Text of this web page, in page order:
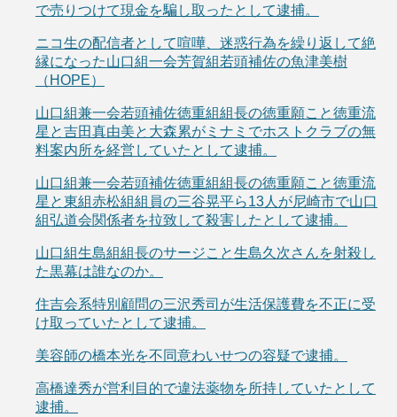
で売りつけて現金を騙し取ったとして逮捕。
ニコ生の配信者として喧嘩、迷惑行為を繰り返して絶
縁になった山口組一会芳賀組若頭補佐の魚津美樹
（HOPE）
山口組兼一会若頭補佐徳重組組長の徳重願こと徳重流
星と吉田真由美と大森累がミナミでホストクラブの無
料案内所を経営していたとして逮捕。
山口組兼一会若頭補佐徳重組組長の徳重願こと徳重流
星と東組赤松組組員の三谷晃平ら13人が尼崎市で山口
組弘道会関係者を拉致して殺害したとして逮捕。
山口組生島組組長のサージこと生島久次さんを射殺し
た黒幕は誰なのか。
住吉会系特別顧問の三沢秀司が生活保護費を不正に受
け取っていたとして逮捕。
美容師の橋本光を不同意わいせつの容疑で逮捕。
高橋達秀が営利目的で違法薬物を所持していたとして
逮捕。